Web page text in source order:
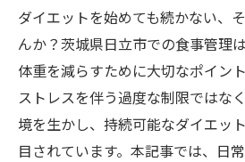
ダイエットを始めても続かない、
んか？茨城県日立市での食事管理
体重を減らすために大切なポイン
ストレスを伴う過度な制限ではな
境を生かし、持続可能なダイエッ
目されています。本記事では、日